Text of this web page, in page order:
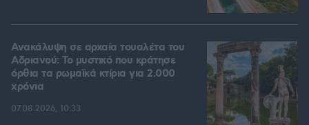
Ανακάλυψη σε αρχαία τουαλέτα του
Αδριανού: Το μυστικό που κράτησε
όρθια τα ρωμαϊκά κτίρια για 2.000
χρόνια
07.08.2026, 10:33